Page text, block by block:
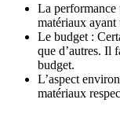
La
matériaux ayant
Le budget :
que d’autres. Il
budget.
L’aspect
matériaux